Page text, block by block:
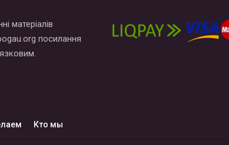
матеріалів
посилання
Кто мы